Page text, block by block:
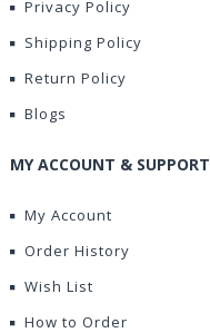
Privacy Policy
Shipping Policy
Return Policy
Blogs
MY ACCOUNT & SUPPORT
My Account
Order History
Wish List
How to Order